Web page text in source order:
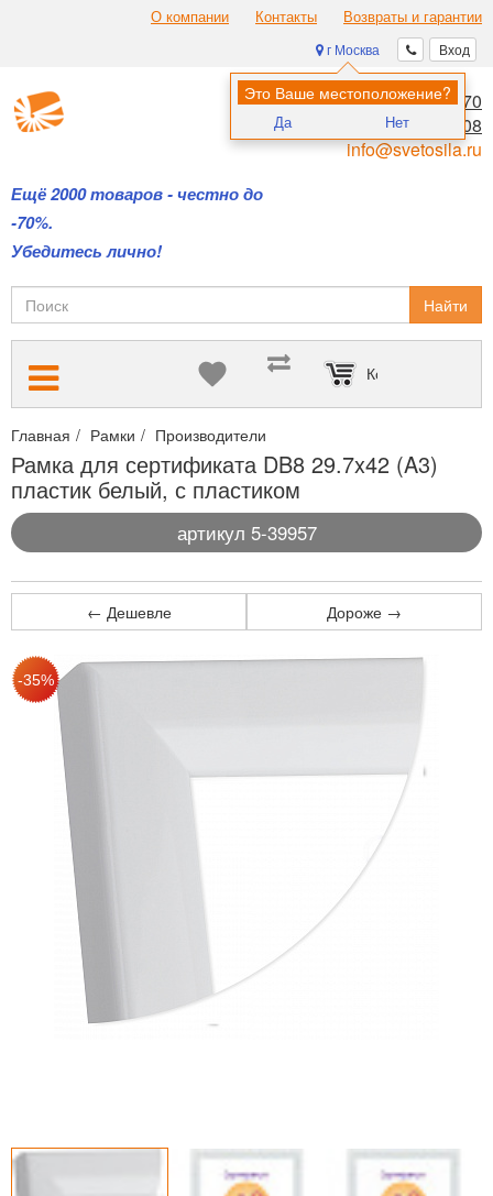
О компании Контакты Возвраты и гарантии
Вход
г Москва
Это Ваше местоположение?
Да Нет
Ещё 2000 товаров - честно до
-70%.
Убедитесь лично!
8 (495) 970-00-70
8 (800) 700-11-08
info@svetosila.ru
Найти
Корзина пуста
Главная Рамки Производители
Рамка для сертификата DB8 29.7x42 (A3)
пластик белый, с пластиком
артикул 5-39957
← Дешевле Дороже →